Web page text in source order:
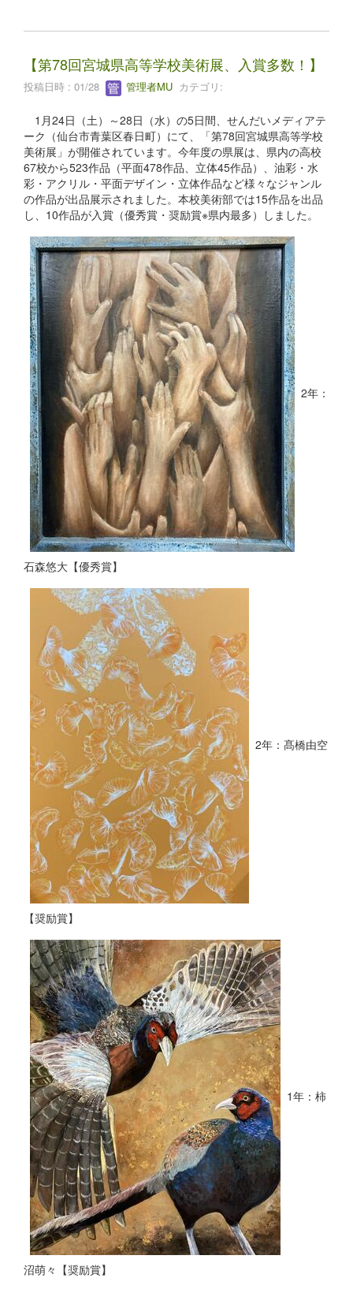
【第78回宮城県高等学校美術展、入賞多数！】
投稿日時 : 01/28 管理者MU カテゴリ:
1月24日（土）～28日（水）の5日間、せんだいメディアテ
ーク（仙台市青葉区春日町）にて、「第78回宮城県高等学校
美術展」が開催されています。今年度の県展は、県内の高校
67校から523作品（平面478作品、立体45作品）、油彩・水
彩・アクリル・平面デザイン・立体作品など様々なジャンル
の作品が出品展示されました。本校美術部では15作品を出品
し、10作品が入賞（優秀賞・奨励賞※県内最多）しました。
2年：
石森悠大【優秀賞】
2年：髙橋由空
【奨励賞】
1年：柿
沼萌々【奨励賞】